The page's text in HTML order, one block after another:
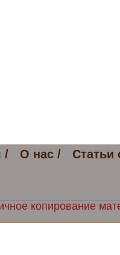
/ О нас / Статьи
копирование